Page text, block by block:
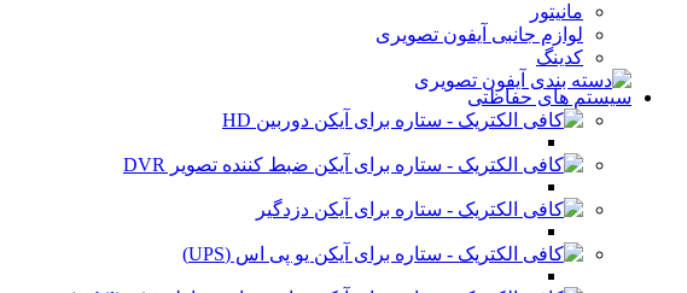
مانیتور
لوازم جانبی آیفون تصویری
کدینگ
سیستم های حفاظتی
دوربین HD
ضبط کننده تصویر DVR
دزدگیر
یو پی اس (UPS)